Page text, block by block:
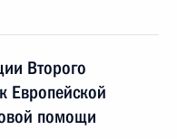
Второго
Европейской
помощи